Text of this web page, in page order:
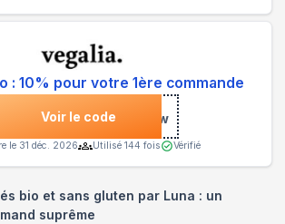
: 10% pour votre 1ère commande
Voir le code***alianew
le 31 déc. 2026 Utilisé 144 fois Vérifié
bio et sans gluten par Luna : un
suprême